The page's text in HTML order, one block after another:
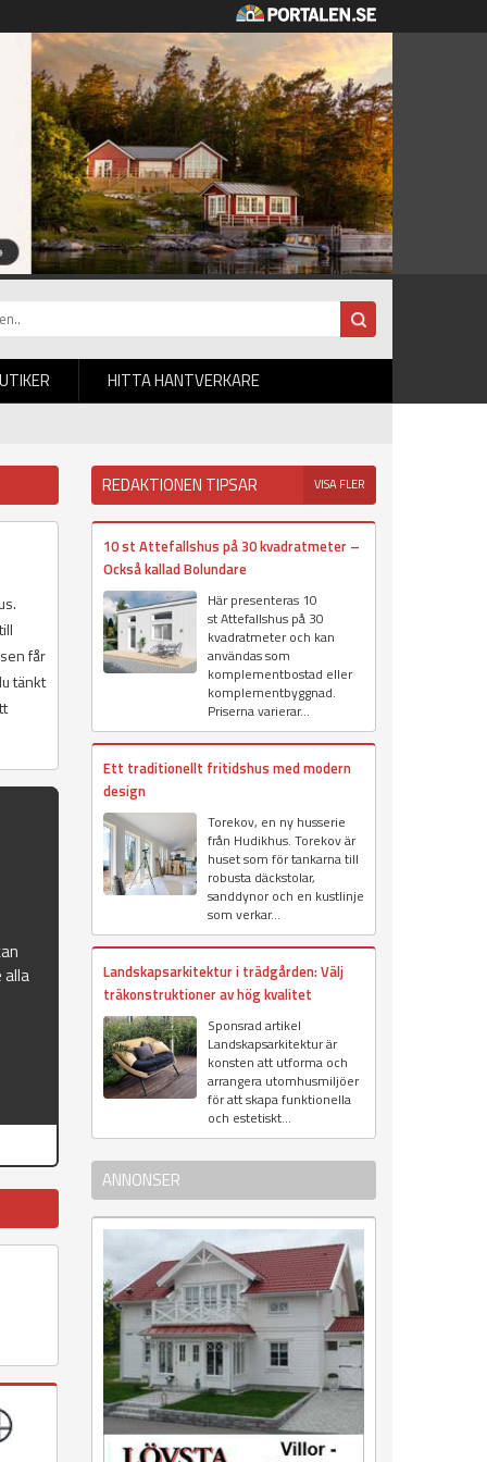
HITTA HANTVERKARE
får
tänkt
REDAKTIONEN TIPSAR VISA FLER
10 st Attefallshus på 30 kvadratmeter –
Också kallad Bolundare
Här presenteras 10
st Attefallshus på 30
kvadratmeter och kan
användas som
komplementbostad eller
komplementbyggnad.
Priserna varierar...
Ett traditionellt fritidshus med modern
design
Torekov, en ny husserie
från Hudikhus. Torekov är
huset som för tankarna till
robusta däckstolar,
sanddynor och en kustlinje
som verkar...
Landskapsarkitektur i trädgården: Välj
träkonstruktioner av hög kvalitet
Sponsrad artikel
Landskapsarkitektur är
konsten att utforma och
arrangera utomhusmiljöer
för att skapa funktionella
och estetiskt...
ANNONSER